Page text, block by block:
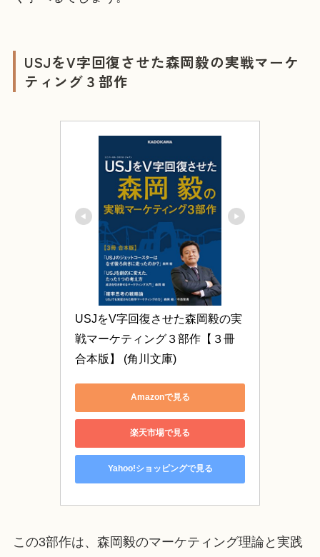
USJをV字回復させた森岡毅の実戦マーケ
ティング３部作
USJをV字回復させた森岡毅の実
戦マーケティング３部作【３冊
合本版】 (角川文庫)
Amazonで見る
楽天市場で見る
Yahoo!ショッピングで見る
この3部作は、森岡毅のマーケティング理論と実践